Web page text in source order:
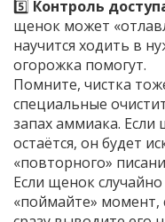
5️⃣ Контроль
щенок может
научится ходить в
огорожка помогут.
Помните, чистка
специальные
запах аммиака. Если
остаётся, он будет
«повторного»
Если щенок
«поймайте» момент,